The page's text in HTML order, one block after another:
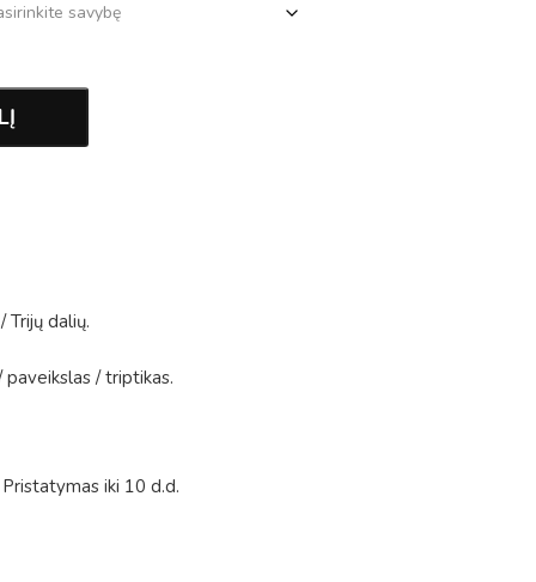
/Trijų dalių.
paveikslas /triptikas.
Pristatymas iki 10 d.d.